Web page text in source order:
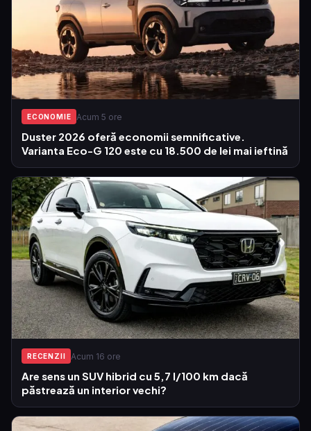
ECONOMIE Acum 5 ore
Duster 2026 oferă economii semnificative.
Varianta Eco-G 120 este cu 18.500 de lei mai ieftină
RECENZII Acum 16 ore
Are sens un SUV hibrid cu 5,7 l/100 km dacă
păstrează un interior vechi?